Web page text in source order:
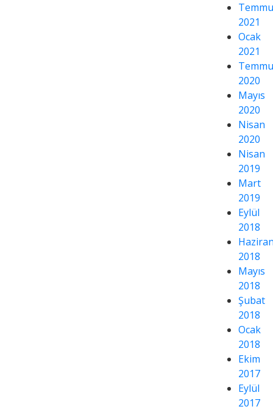
2021
Ocak
2021
2020
Mayıs
2020
Nisan
2020
Nisan
2019
Mart
2019
Eylül
2018
2018
Mayıs
2018
Şubat
2018
Ocak
2018
Ekim
2017
Eylül
2017